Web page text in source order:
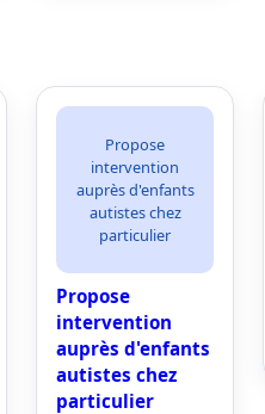
Propose
intervention
auprès d'enfants
autistes chez
particulier
Propose
intervention
auprès d'enfants
autistes chez
particulier